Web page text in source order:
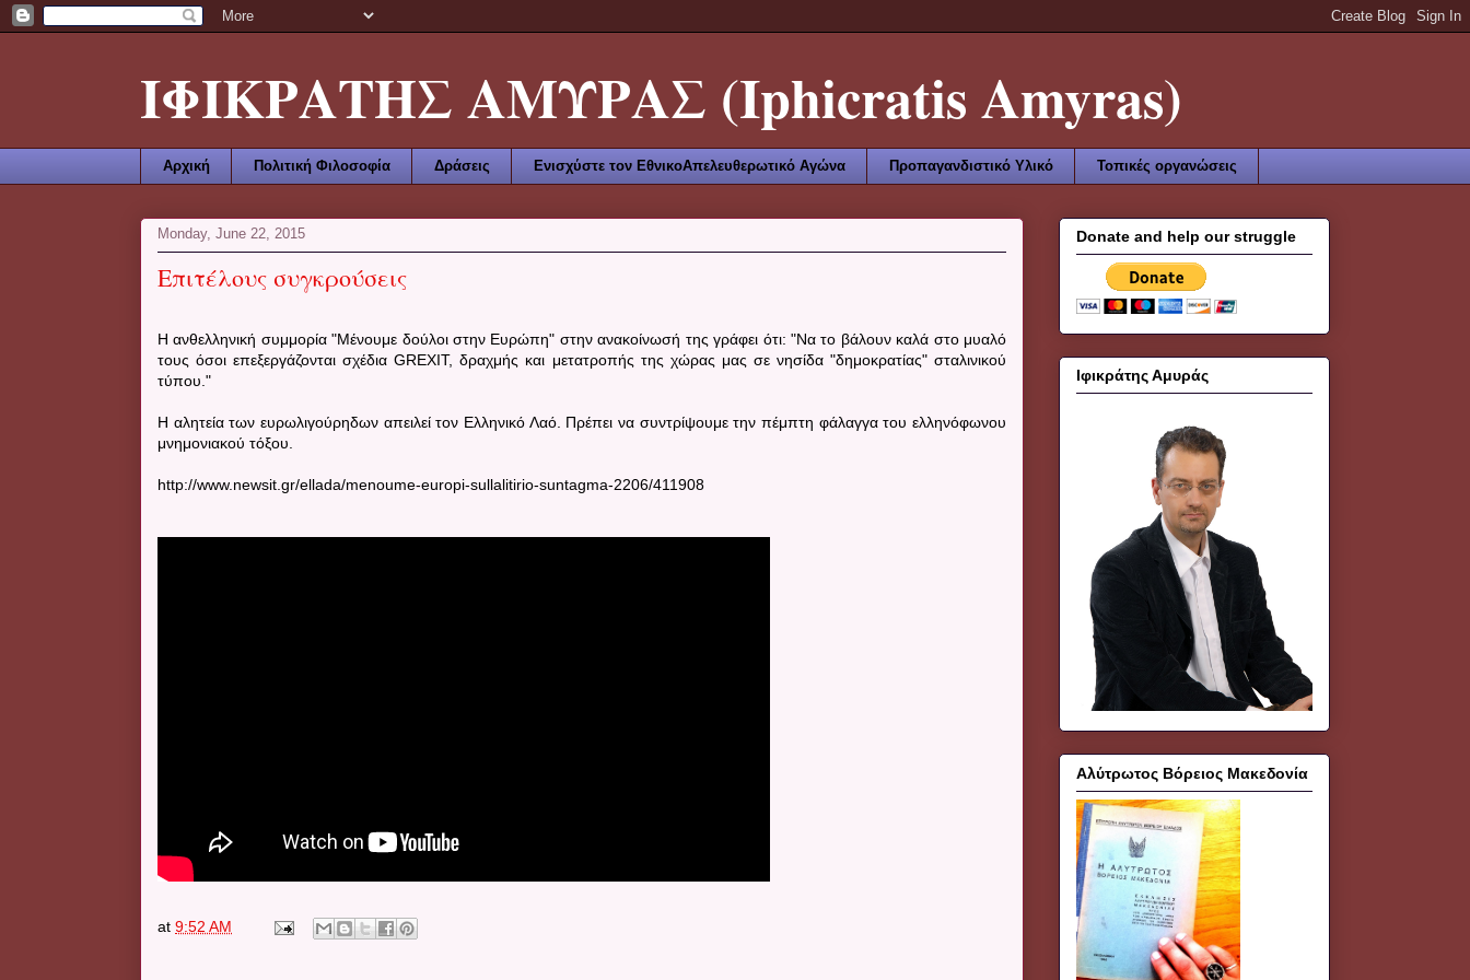
ΙΦΙΚΡΑΤΗΣ ΑΜΥΡΑΣ (Iphicratis Amyras)
Αρχική Πολιτική Φιλοσοφία Δράσεις Ενισχύστε τον ΕθνικοΑπελευθερωτικό Αγώνα Προπαγανδιστικό Υλικό Τοπικές οργανώσεις
Monday, June 22, 2015
Επιτέλους συγκρούσεις
Η ανθελληνική συμμορία "Μένουμε δούλοι στην Ευρώπη" στην ανακοίνωσή της γράφει ότι: "Να το βάλουν καλά στο μυαλό
τους όσοι επεξεργάζονται σχέδια GREXIT, δραχμής και μετατροπής της χώρας μας σε νησίδα "δημοκρατίας" σταλινικού
τύπου."
Η αλητεία των ευρωλιγούρηδων απειλεί τον Ελληνικό Λαό. Πρέπει να συντρίψουμε την πέμπτη φάλαγγα του ελληνόφωνου
μνημονιακού τόξου.
http://www.newsit.gr/ellada/menoume-europi-sullalitirio-suntagma-2206/411908
at 9:52 AM
Donate and help our struggle
Ιφικράτης Αμυράς
Αλύτρωτος Βόρειος Μακεδονία